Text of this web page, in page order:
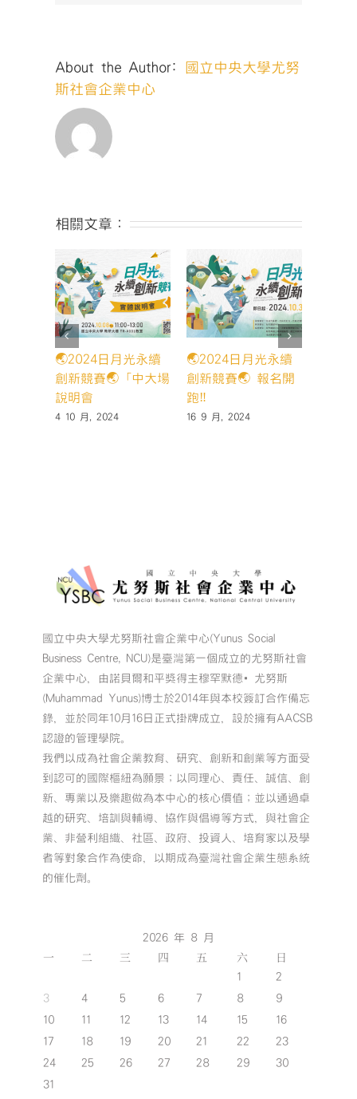
年
會〉
About the Author:
國立中央大學尤努
斯社會企業中心
相關文章：
🌏2024日月光永續
創新競賽🌏「中大場
說明會
4 10 月, 2024
🌏2024日月光永續
創新競賽🌏 報名開
跑‼️
16 9 月, 2024
國立中央大學尤努斯社會企業中心(Yunus Social
Business Centre, NCU)是臺灣第一個成立的尤努斯社會
企業中心，由諾貝爾和平獎得主穆罕默德•尤努斯
(Muhammad Yunus)博士於2014年與本校簽訂合作備忘
錄，並於同年10月16日正式掛牌成立，設於擁有AACSB
認證的管理學院。
我們以成為社會企業教育、研究、創新和創業等方面受
到認可的國際樞紐為願景；以同理心、責任、誠信、創
新、專業以及樂趣做為本中心的核心價值；並以通過卓
越的研究、培訓與輔導、協作與倡導等方式，與社會企
業、非營利組織、社區、政府、投資人、培育家以及學
者等對象合作為使命，以期成為臺灣社會企業生態系統
的催化劑。
2026 年 8 月
一 二 三 四 五 六 日
1
2
3
4 5 6 7 8
9
10
11 12 13 14 15
16
17
18 19 20 21 22
23
24
25 26 27 28 29
30
31